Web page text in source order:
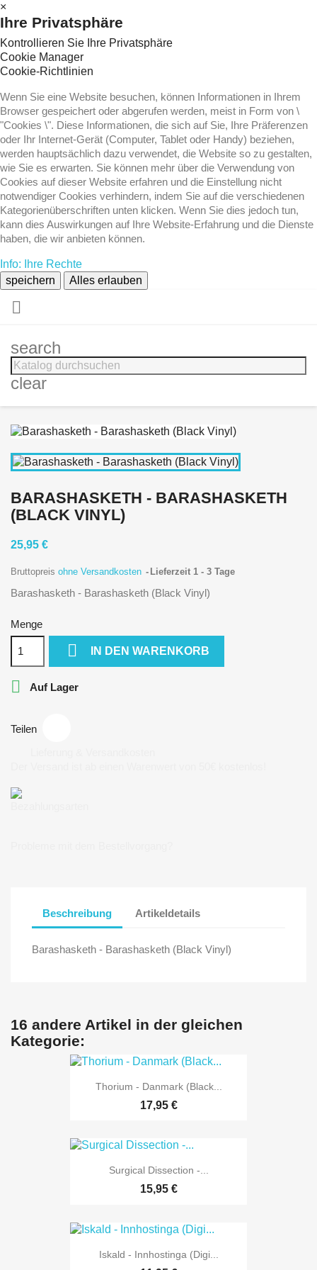
×
Ihre Privatsphäre
Kontrollieren Sie Ihre Privatsphäre
Cookie Manager
Cookie-Richtlinien
Wenn Sie eine Website besuchen, können Informationen in Ihrem
Browser gespeichert oder abgerufen werden, meist in Form von \
"Cookies \". Diese Informationen, die sich auf Sie, Ihre Präferenzen
oder Ihr Internet-Gerät (Computer, Tablet oder Handy) beziehen,
werden hauptsächlich dazu verwendet, die Website so zu gestalten,
wie Sie es erwarten. Sie können mehr über die Verwendung von
Cookies auf dieser Website erfahren und die Einstellung nicht
notwendiger Cookies verhindern, indem Sie auf die verschiedenen
Kategorienüberschriften unten klicken. Wenn Sie dies jedoch tun,
kann dies Auswirkungen auf Ihre Website-Erfahrung und die Dienste
haben, die wir anbieten können.
Info: Ihre Rechte
speichern
Alles erlauben

search
clear
BARASHASKETH - BARASHASKETH
(BLACK VINYL)
25,95 €
Bruttopreis ohne Versandkosten Lieferzeit 1 - 3 Tage
Barashasketh - Barashasketh (Black Vinyl)
Menge
 IN DEN WARENKORB
 Auf Lager
Teilen
Beschreibung Artikeldetails
Barashasketh - Barashasketh (Black Vinyl)
16 andere Artikel in der gleichen
Kategorie:
Thorium - Danmark (Black...
17,95 €
Surgical Dissection -...
15,95 €
Iskald - Innhostinga (Digi...